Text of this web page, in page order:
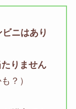
ニはあり
りません
？）